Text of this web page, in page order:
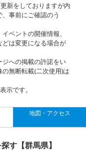
新をしておりますが内
事前にご確認のう
ベントの開催情報、
は変更になる場合が
への掲載の許諾をい
無断転載(二次使用)は
示です。
地図・アクセス
す【群馬県】